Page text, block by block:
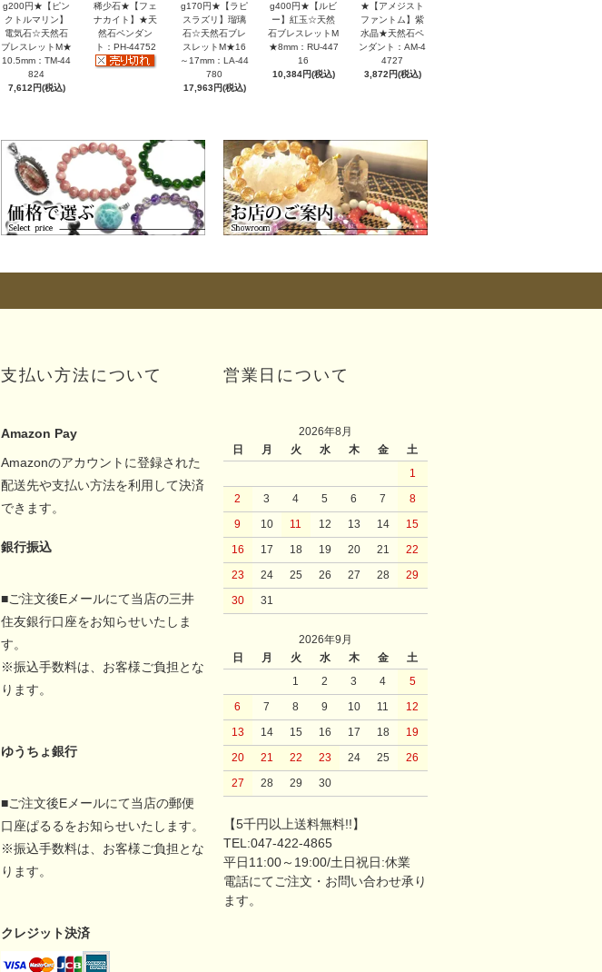
g200円★【ピン
クトルマリン】
電気石☆天然石
ブレスレットM★
10.5mm：TM-44
824
7,612円(税込)
稀少石★【フェ
ナカイト】★天
然石ペンダン
ト：PH-44752
g170円★【ラピ
スラズリ】瑠璃
石☆天然石ブレ
スレットM★16
～17mm：LA-44
780
17,963円(税込)
g400円★【ルビ
ー】紅玉☆天然
石ブレスレットM
★8mm：RU-447
16
10,384円(税込)
★【アメジスト
ファントム】紫
水晶★天然石ペ
ンダント：AM-4
4727
3,872円(税込)
支払い方法について
Amazon Pay
Amazonのアカウントに登録された
配送先や支払い方法を利用して決済
できます。
銀行振込
■ご注文後Eメールにて当店の三井
住友銀行口座をお知らせいたしま
す。
※振込手数料は、お客様ご負担とな
ります。
ゆうちょ銀行
■ご注文後Eメールにて当店の郵便
口座ぱるるをお知らせいたします。
※振込手数料は、お客様ご負担とな
ります。
クレジット決済
営業日について
2026年8月
日
月 火 水 木 金
土
1
2
3 4 5 6 7
8
9
10 11 12 13 14
15
16
17 18 19 20 21
22
23
24 25 26 27 28
29
30
31
2026年9月
日
月 火 水 木 金
土
1
2 3 4
5
6
7 8 9 10 11
12
13
14 15 16 17 18
19
20
21 22 23 24 25
26
27
28 29 30
【5千円以上送料無料!!】
TEL:047-422-4865
平日11:00～19:00/土日祝日:休業
電話にてご注文・お問い合わせ承り
ます。